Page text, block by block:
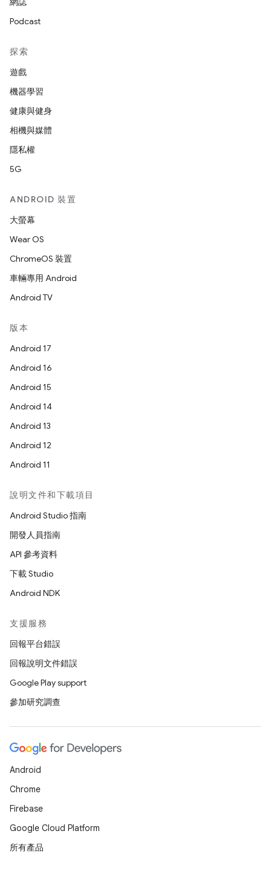
Podcast
探索
遊戲
機器學習
健康與健身
相機與媒體
隱私權
5G
ANDROID 裝置
大螢幕
Wear OS
ChromeOS 裝置
車輛專用 Android
Android TV
版本
Android 17
Android 16
Android 15
Android 14
Android 13
Android 12
Android 11
說明文件和下載項目
Android Studio 指南
開發人員指南
API 參考資料
下載 Studio
Android NDK
支援服務
回報平台錯誤
回報說明文件錯誤
Google Play support
參加研究調查
Android
Chrome
Firebase
Google Cloud Platform
所有產品